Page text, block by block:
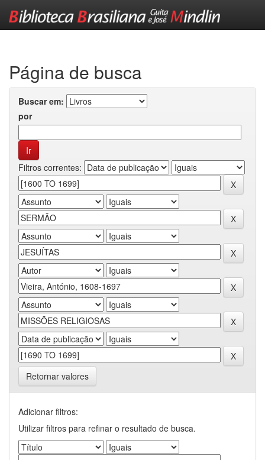
Página de busca
Buscar em:
por
Filtros correntes:
Retornar valores
Adicionar filtros:
Utilizar filtros para refinar o resultado de busca.